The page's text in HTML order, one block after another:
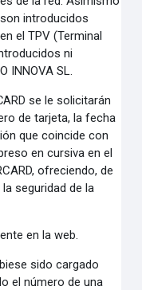
introducidos
elTPV (Terminal
ni
INNOVA SL.
se le solicitarán
detarjeta, la fecha
que coincide con
en cursiva en el
ofreciendo, de
seguridad de la
en la web.
sido cargado
el númerode una